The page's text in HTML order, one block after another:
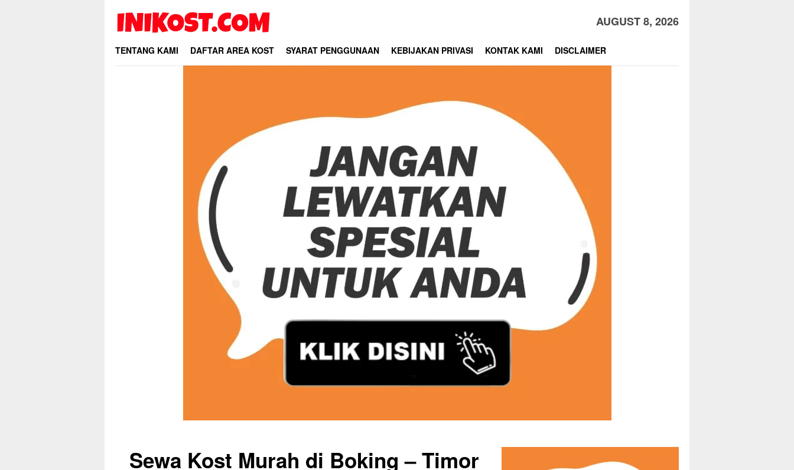
AUGUST 8, 2026
TENTANG KAMI DAFTAR AREA KOST SYARAT PENGGUNAAN KEBIJAKAN PRIVASI KONTAK KAMI DISCLAIMER
Sewa Kost Murah di Boking – Timor